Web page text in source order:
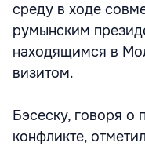
среду в ходе
румынским
находящимся в
визитом.
Бэсеску, говоря о
конфликте,